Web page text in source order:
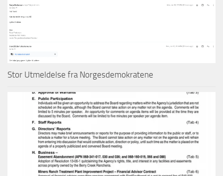
Stor Utmeldelse fra Norgesdemokratene